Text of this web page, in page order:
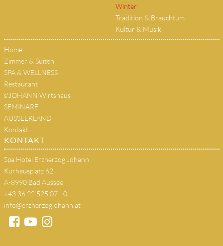
Winter
Tradition & Brauchtum
Kultur & Musik
Home
Zimmer & Suiten
SPA & WELLNESS
Restaurant
s'JOHANN Wirtshaus
SEMINARE
AUSSEERLAND
Kontakt
KONTAKT
Spa Hotel Erzherzog Johann
Kurhausplatz 62
A-8990 Bad Aussee
+43 36 22 525 07 - 0
info@erzherzogjohann.at